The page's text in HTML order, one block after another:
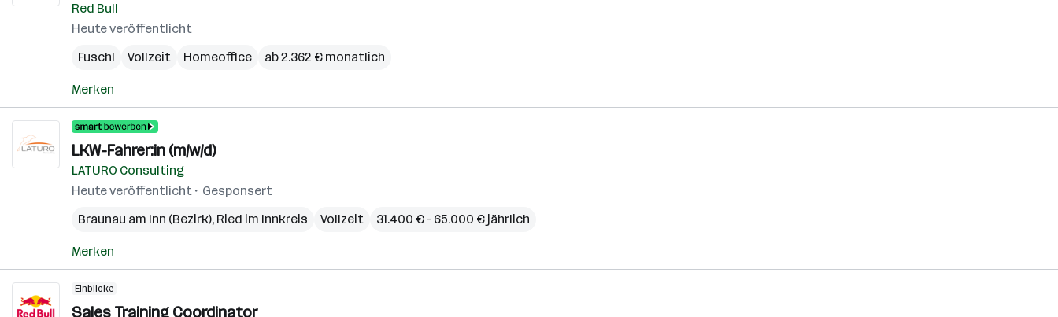
Red Bull
Heute veröffentlicht
Fuschl
Vollzeit Homeoffice ab 2.362 € monatlich
Merken
LKW-Fahrer:in (m/w/d)
LATURO Consulting
Heute veröffentlicht
Gesponsert
Braunau am Inn (Bezirk), Ried im Innkreis Vollzeit 31.400 € – 65.000 € jährlich
Merken
Einblicke
Sales Training Coordinator